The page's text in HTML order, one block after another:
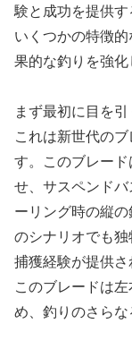
験と成功を提供す
いくつかの特徴
果的な釣りを強化
まず最初に目を
これは新世代の
す。このブレー
せ、サスペンド
ーリング時の縦
のシナリオでも
捕獲経験が提供さ
このブレードは
め、釣りのさらな